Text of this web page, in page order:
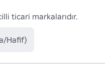
ticari markalarıdır.
Hafif)